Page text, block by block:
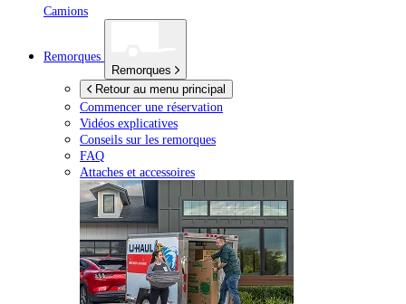
Camions
Remorques
Remorques
Retour au menu principal
Commencer une réservation
Vidéos explicatives
Conseils sur les remorques
FAQ
Attaches et accessoires